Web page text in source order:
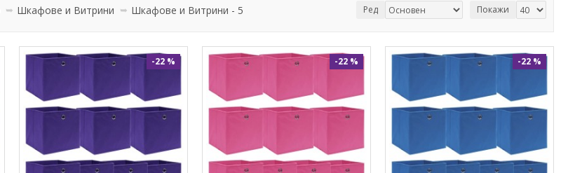
Шкафове и Витрини Шкафове и Витрини - 5 Ред Покажи
-22 % -22 % -22 %